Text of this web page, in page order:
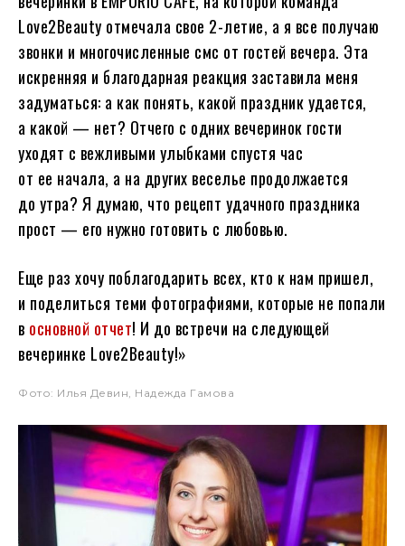
Love2Beauty отмечала свое 2-летие, а я все получаю
звонки и многочисленные смс от гостей вечера. Эта
искренняя и благодарная реакция заставила меня
задуматься: а как понять, какой праздник удается,
а какой — нет? Отчего с одних вечеринок гости
уходят с вежливыми улыбками спустя час
от ее начала, а на других веселье продолжается
до утра? Я думаю, что рецепт удачного праздника
прост — его нужно готовить с любовью.
Еще раз хочу поблагодарить всех, кто к нам пришел,
и поделиться теми фотографиями, которые не попали
в основной отчет! И до встречи на следующей
вечеринке Love2Beauty!»
Фото: Илья Девин, Надежда Гамова